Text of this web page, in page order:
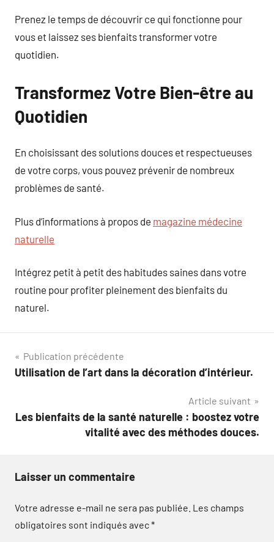
Prenez le temps de découvrir ce qui fonctionne pour
vous et laissez ses bienfaits transformer votre
quotidien.
Transformez Votre Bien-être au
Quotidien
En choisissant des solutions douces et respectueuses
de votre corps, vous pouvez prévenir de nombreux
problèmes de santé.
Plus d’informations à propos de magazine médecine
naturelle
Intégrez petit à petit des habitudes saines dans votre
routine pour profiter pleinement des bienfaits du
naturel.
Navigation
de
Publication précédente
Utilisation de l’art dans la décoration d’intérieur.
Article suivant
Les bienfaits de la santé naturelle : boostez votre
vitalité avec des méthodes douces.
Laisser un commentaire
Votre adresse e-mail ne sera pas publiée. Les champs
obligatoires sont indiqués avec*